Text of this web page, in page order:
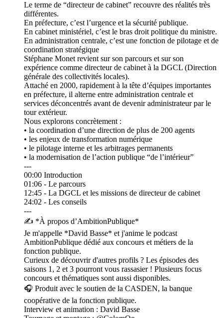
Le terme de “directeur de cabinet” recouvre des réalités très
différentes.
En préfecture, c’est l’urgence et la sécurité publique.
En cabinet ministériel, c’est le bras droit politique du ministre.
En administration centrale, c’est une fonction de pilotage et de
coordination stratégique
Stéphane Monet revient sur son parcours et sur son
expérience comme directeur de cabinet à la DGCL (Direction
générale des collectivités locales).
Attaché en 2000, rapidement à la tête d’équipes importantes
en préfecture, il alterne entre administration centrale et
services déconcentrés avant de devenir administrateur par le
tour extérieur.
Nous explorons concrètement :
• la coordination d’une direction de plus de 200 agents
• les enjeux de transformation numérique
• le pilotage interne et les arbitrages permanents
• la modernisation de l’action publique “de l’intérieur”
---
00:00 Introduction
01:06 - Le parcours
12:45 - La DGCL et les missions de directeur de cabinet
24:02 - Les conseils
---
✍️ *À propos d’AmbitionPublique*
Je m'appelle *David Basse* et j'anime le podcast
AmbitionPublique dédié aux concours et métiers de la
fonction publique.
Curieux de découvrir d'autres profils ? Les épisodes des
saisons 1, 2 et 3 pourront vous rassasier ! Plusieurs focus
concours et thématiques sont aussi disponibles.
🎧 Produit avec le soutien de la CASDEN, la banque
coopérative de la fonction publique.
Interview et animation : David Basse